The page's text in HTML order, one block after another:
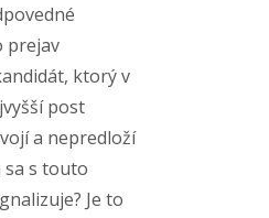
prejav
ktorý v
post
a nepredloží
sa s touto
Je to